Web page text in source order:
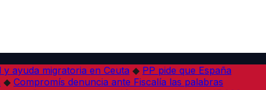
ayuda migratoria en Ceuta ◆ PP pide que España
◆ Compromís denuncia ante Fiscalía las palabras